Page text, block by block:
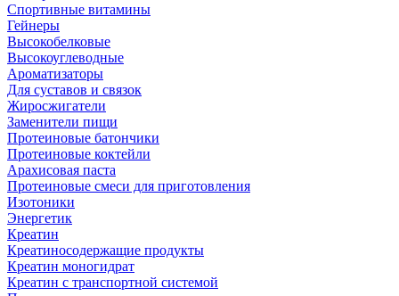
Спортивные витамины
Гейнеры
Высокобелковые
Высокоуглеводные
Ароматизаторы
Для суставов и связок
Жиросжигатели
Заменители пищи
Протеиновые батончики
Протеиновые коктейли
Арахисовая паста
Протеиновые смеси для приготовления
Изотоники
Энергетик
Креатин
Креатиносодержащие продукты
Креатин моногидрат
Креатин с транспортной системой